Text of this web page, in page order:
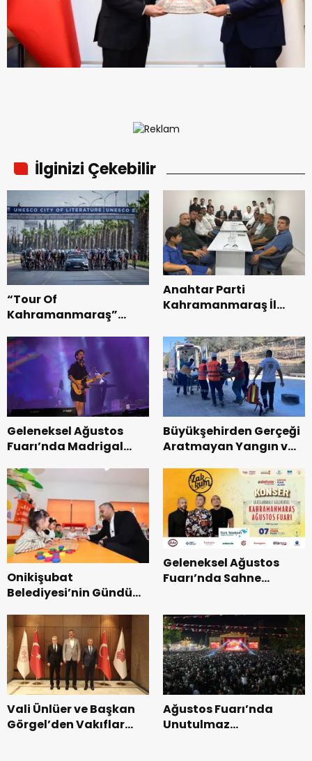
İlginizi Çekebilir
“Tour Of
Kahramanmaraş”
Bisikleti Turnuvası
Tamamlandı.
Anahtar Parti
Kahramanmaraş İl
Teşkilatı ile buluştu.
Geleneksel Ağustos
Fuarı’nda Madrigal
Büyükşehirden Gerçeği
Aratmayan Yangın ve
Onikişubat
Belediyesi’nin Gündüz
dönemin ön kayıtları
başladı.
Geleneksel Ağustos
Fuarı’nda Sahne
Vali Ünlüer ve Başkan
Görgel’den Vakıflar
Ağustos Fuarı’nda
Unutulmaz